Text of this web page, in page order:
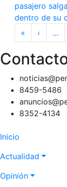
pasajero
dentro de su
« Primera
página
‹ Página
…
8459-5486
8352-4134
principal
Inicio
Actualidad
Opinión